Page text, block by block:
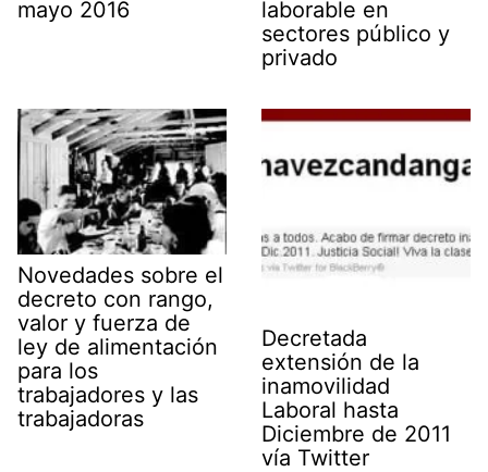
mayo 2016
laborable en
sectores público y
privado
Novedades sobre el
decreto con rango,
valor y fuerza de
ley de alimentación
para los
trabajadores y las
trabajadoras
Decretada
extensión de la
inamovilidad
Laboral hasta
Diciembre de 2011
vía Twitter